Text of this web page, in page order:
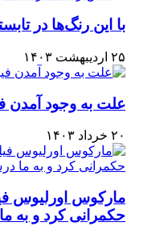
با این رنگ‌ها در
۲۵ اردیبهشت ۱۴۰۳
علت به وجود آمدن
۲۰ خرداد ۱۴۰۳
مارکوس اورلیوس
حکمرانی کرد و به